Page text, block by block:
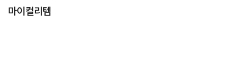
마이컬리템